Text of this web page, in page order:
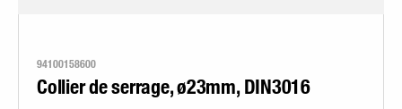
94100158600
Collier de serrage, ø23mm, DIN3016